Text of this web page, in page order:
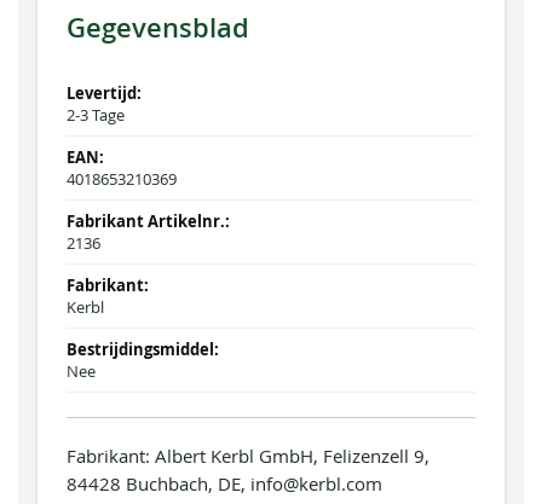
Gegevensblad
2-3 Tage
4018653210369
2136
Kerbl
Nee
Fabrikant: Albert Kerbl GmbH, Felizenzell 9,
84428 Buchbach, DE, info@kerbl.com